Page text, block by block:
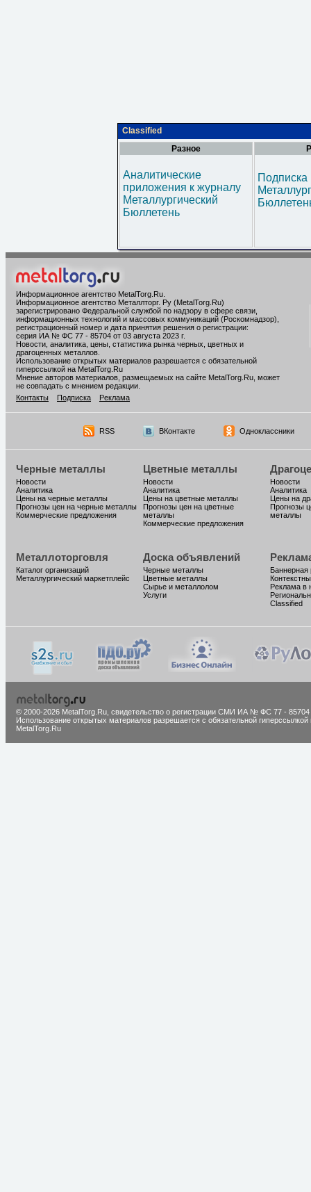
Classified
Разное
Аналитические
приложения к журналу
Металлургический
Бюллетень
Информационное агентство MetalTorg.Ru
Информационное агентство Металлторг. Ру (MetalTorg.Ru)
зарегистрировано Федеральной службой по надзору в сфере связи,
информационных технологий и массовых коммуникаций (Роскомнадзор),
регистрационный номер и дата принятия решения о регистрации:
серия ИА № ФС 77 - 85704 от 03 августа 2023 г.
Новости, аналитика, цены, статистика рынка черных, цветных и
драгоценных металлов.
Использование открытых материалов разрешается с обязательной
гиперссылкой на MetalTorg.Ru
Мнение авторов материалов, размещаемых на сайте MetalTorg.Ru, может
не совпадать с мнением редакции.
Контакты
Подписка Реклама
RSS ВКонтакте Одноклассники
Черные металлы
Новости
Аналитика
Цены на черные металлы
Прогнозы цен на черные металлы
Коммерческие предложения
Цветные металлы
Новости
Аналитика
Цены на цветные металлы
Прогнозы цен на цветные
металлы
Коммерческие предложения
Новости
Аналитика
Цены на
Прогнозы
металлы
Металлоторговля
Каталог организаций
Металлургический маркетплейс
Доска объявлений
Черные металлы
Цветные металлы
Сырье и металлолом
Услуги
Баннерная
Реклама в
Classified
© 2000-2026 MetalTorg.Ru, cвидетельство о регистрации СМИ ИА № ФС 77 - 85704
Использование открытых материалов разрешается с обязательной гиперссылкой
MetalTorg.Ru